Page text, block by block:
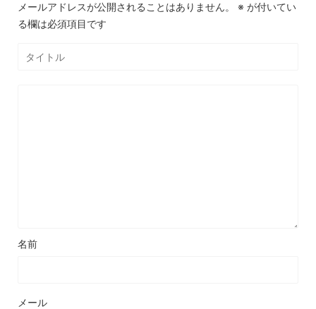
メールアドレスが公開されることはありません。 ※ が付いてい
る欄は必須項目です
名前
メール